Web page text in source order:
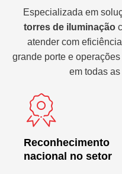
Especializada em
torres de iluminação
atender com
grande porte e
em todas
Reconhecimento
nacional no setor